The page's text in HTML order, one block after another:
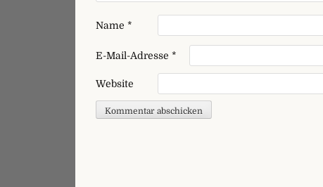
Name *
E-Mail-Adresse *
Website